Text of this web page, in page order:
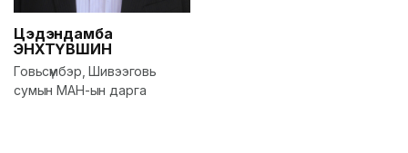
Цэдэндамба
ЭНХТҮВШИН
Говьсүмбэр, Шивээговь
сумын МАН-ын дарга